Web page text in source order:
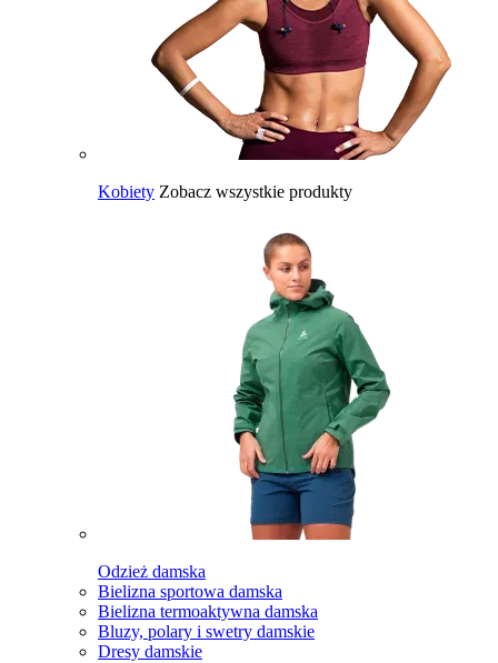
Kobiety Zobacz wszystkie produkty
Odzież damska
Bielizna sportowa damska
Bielizna termoaktywna damska
Bluzy, polary i swetry damskie
Dresy damskie